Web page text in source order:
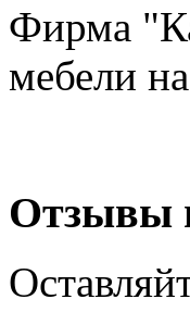
Фирма
мебели на
Отзывы